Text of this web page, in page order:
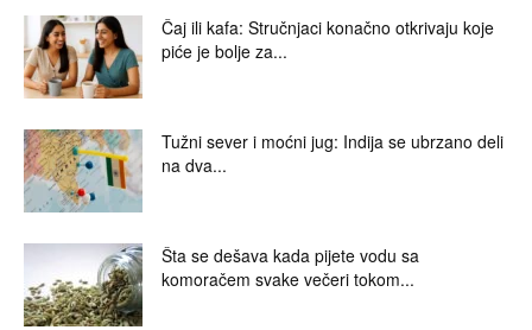
Čaj ili kafa: Stručnjaci konačno otkrivaju koje
piće je bolje za...
Tužni sever i moćni jug: Indija se ubrzano deli
na dva...
Šta se dešava kada pijete vodu sa
komoračem svake večeri tokom...